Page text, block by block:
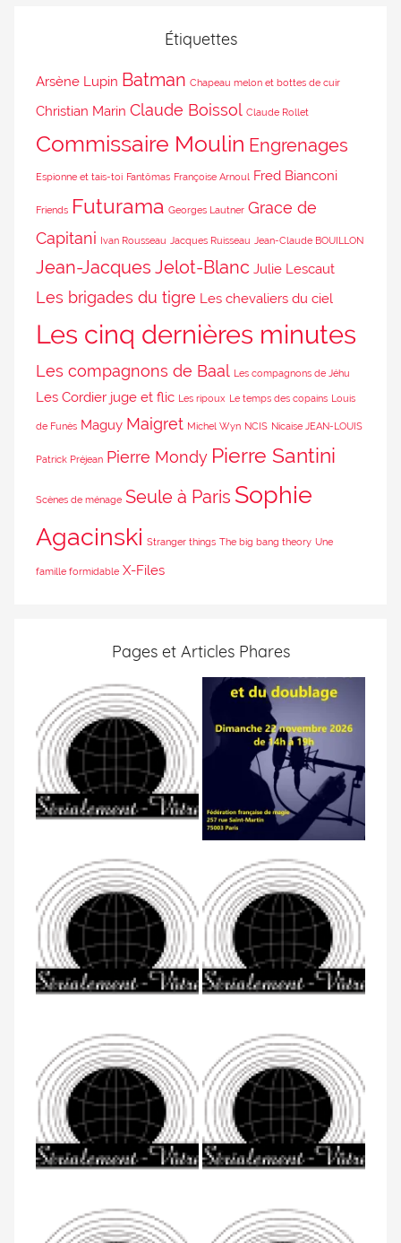
Étiquettes
Arsène Lupin Batman Chapeau melon et bottes de cuir
Christian Marin Claude Boissol Claude Rollet
Commissaire Moulin Engrenages
Espionne et tais-toi Fantômas Françoise Arnoul Fred Bianconi
Friends Futurama Georges Lautner Grace de
Capitani
Ivan Rousseau Jacques Ruisseau Jean-Claude BOUILLON
Jean-Jacques Jelot-Blanc Julie Lescaut
Les brigades du tigre Les chevaliers du ciel
Les cinq dernières minutes
Les compagnons de Baal Les compagnons de Jéhu
Les Cordier juge et flic Les ripoux Le temps des copains Louis
de Funès Maguy Maigret Michel Wyn NCIS Nicaise JEAN-LOUIS
Patrick Préjean Pierre Mondy Pierre Santini
Scènes de ménage Seule à Paris Sophie
Agacinski Stranger things The big bang theory Une
famille formidable X-Files
Pages et Articles Phares